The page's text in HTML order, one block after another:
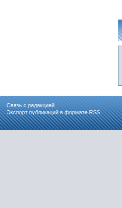
Связь с редакцией
Экспорт публикаций в форматеRSS